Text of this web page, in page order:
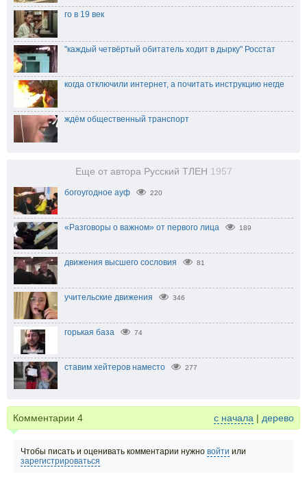
го в 19 век
"каждый четвёртый обитатель ходит в дырку" Росстат
когда отключили интернет, а почитать инструкцию негде
ждём общественный транспорт
Еще от автора Русский ТЛЕН 1957
богоугодное ауф 220
«Разговоры о важном» от первого лица 189
движения высшего сословия 81
учительские движения 346
горькая база 74
ставим хейтеров наместо 277
Комментарии 4 с начала | дерево
Чтобы писать и оценивать комментарии нужно войти или
зарегистрироваться